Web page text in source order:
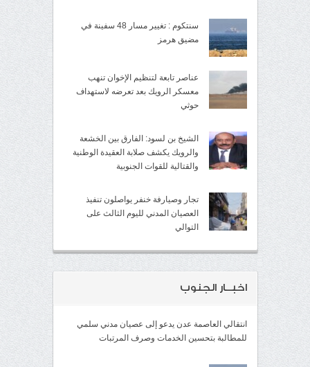
سنتكوم : تغيير مسار 48 سفينة في
مضيق هرمز
عناصر تابعة لتنظيم الإخوان تنهب
معسكر الرويك بعد تعرضه لاستهداف
حوثي
الشيخ بن لسود: الفارق بين الخشعة
والرويك يكشف صلابة العقيدة الوطنية
والقتالية للقوات الجنوبية
تجار وصيارفة خنفر يواصلون تنفيذ
العصيان المدني لليوم الثالث على
التوالي
اخبــار الجنوب
انتقالي العاصمة عدن يدعو إلى عصيان مدني سلمي
للمطالبة بتحسين الخدمات وصرف المرتبات